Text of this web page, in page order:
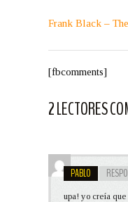
Frank Black –
[fbcomments]
2 LECTORES
PABLO
upa! yo creía